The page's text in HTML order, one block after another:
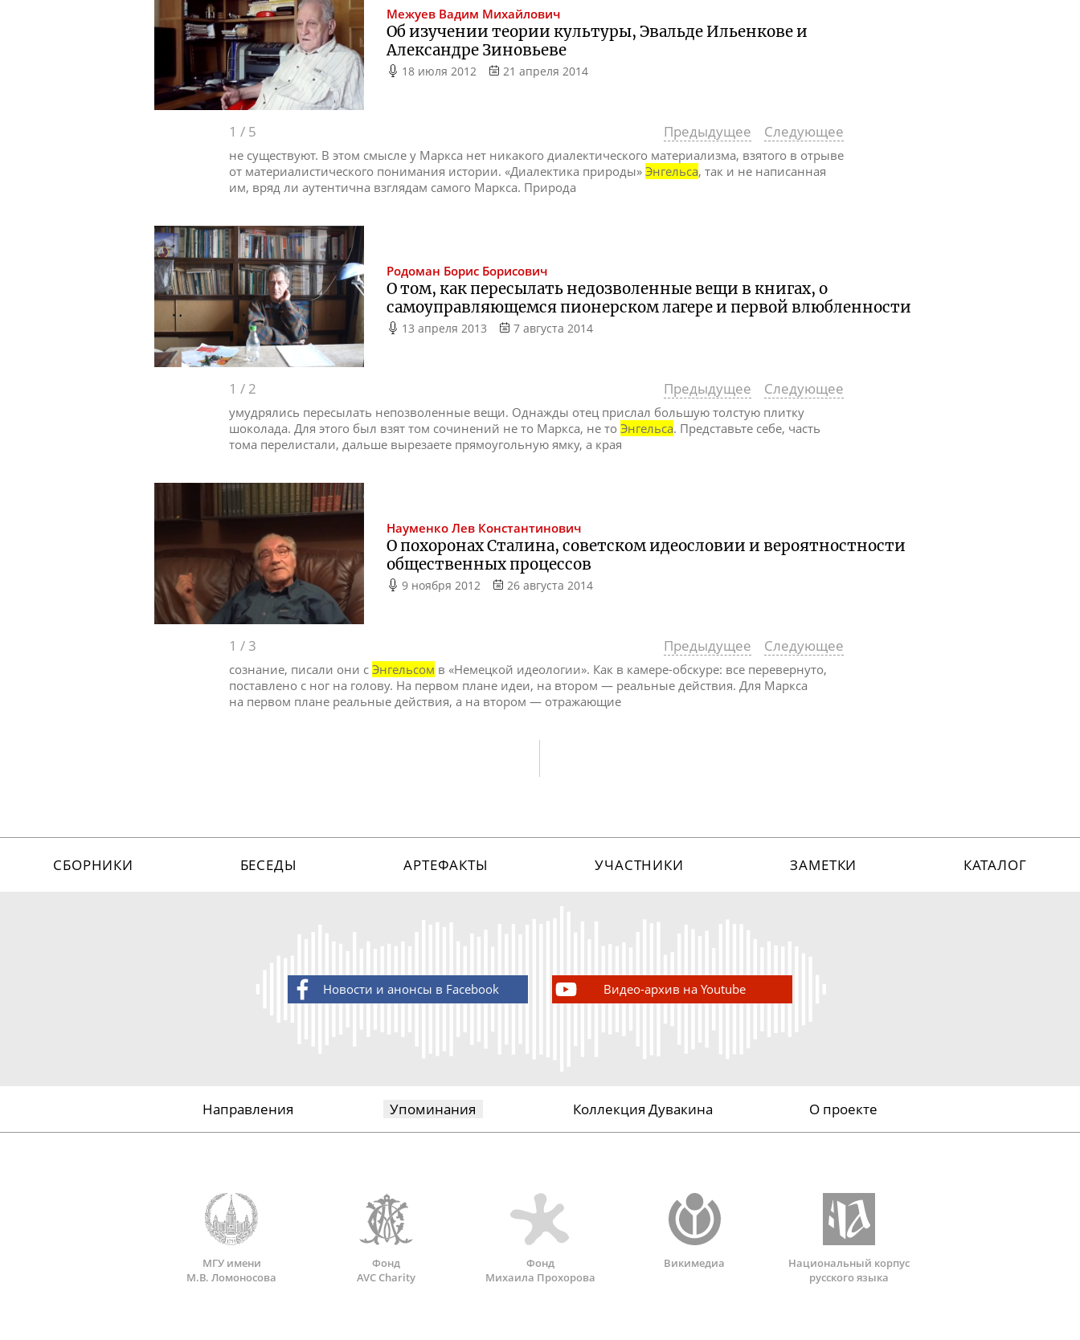
Межуев Вадим Михайлович
Об изучении теории культуры, Эвальде Ильенкове и
Александре Зиновьеве
18 июля 2012 21 апреля 2014
1 / 5 Предыдущее Следующее
не существуют. В этом смысле у Маркса нет никакого диалектического материализма, взятого в отрыве
от материалистического понимания истории. «Диалектика природы»Энгельса, так и не написанная
им, вряд ли аутентична взглядам самого Маркса. Природа
Родоман Борис Борисович
О том, как пересылать недозволенные вещи в книгах, о
самоуправляющемся пионерском лагере и первой влюбленности
13 апреля 2013 7 августа 2014
1 / 2 Предыдущее Следующее
умудрялись пересылать непозволенные вещи. Однажды отец прислал большую толстую плитку
шоколада. Для этого был взят том сочинений не то Маркса, не тоЭнгельса. Представьте себе, часть
тома перелистали, дальше вырезаете прямоугольную ямку, а края
Науменко Лев Константинович
О похоронах Сталина, советском идеословии и вероятностности
общественных процессов
9 ноября 2012 26 августа 2014
1 / 3 Предыдущее Следующее
сознание, писали они сЭнгельсом в «Немецкой идеологии». Как в камере-обскуре: все перевернуто,
поставлено с ног на голову. На первом плане идеи, на втором — реальные действия. Для Маркса
на первом плане реальные действия, а на втором — отражающие
СБОРНИКИ БЕСЕДЫ АРТЕФАКТЫ УЧАСТНИКИ ЗАМЕТКИ КАТАЛОГ
Новости и анонсы в Facebook Видео-архив на Youtube
Направления Упоминания Коллекция Дувакина О проекте
МГУ имени
М.В. Ломоносова
Фонд
AVC Charity
Фонд
Михаила Прохорова
Викимедиа
Национальный корпус
русского языка